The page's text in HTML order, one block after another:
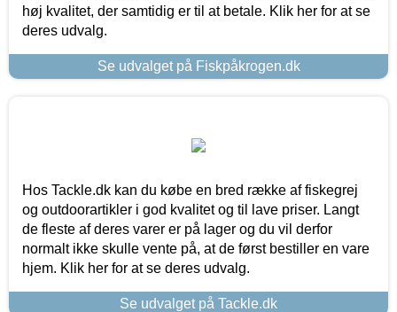
høj kvalitet, der samtidig er til at betale. Klik her for at se
deres udvalg.
Se udvalget på Fiskpåkrogen.dk
Hos Tackle.dk kan du købe en bred række af fiskegrej
og outdoorartikler i god kvalitet og til lave priser. Langt
de fleste af deres varer er på lager og du vil derfor
normalt ikke skulle vente på, at de først bestiller en vare
hjem. Klik her for at se deres udvalg.
Se udvalget på Tackle.dk